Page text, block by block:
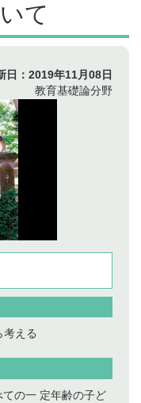
て
日： 2019年11月08日
教育基礎論分野
考える
の一 定年齢の子ど